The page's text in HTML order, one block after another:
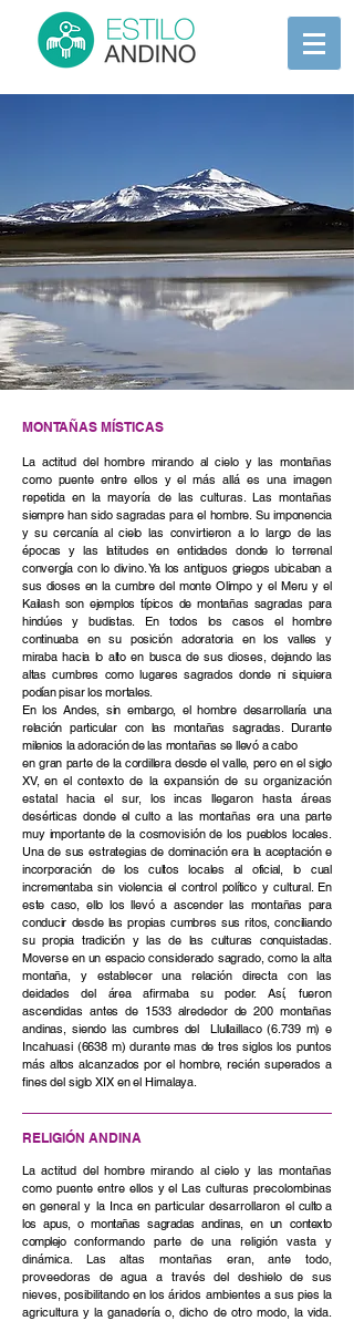
MONTAÑAS MÍSTICAS
La actitud del hombre mirando al cielo y las montañas
como puente entre ellos y el más allá es una imagen
repetida en la mayoría de las culturas. Las montañas
siempre hansido sagradas para el hombre. Su imponencia
y su cercanía al cielo las convirtieron a lo largo de las
épocas y las latitudes en entidades donde lo terrenal
convergía con lo divino. Ya los antiguos griegos ubicaban a
sus dioses en la cumbre del monte Olimpo y el Meru y el
Kailash son ejemplos típicos de montañas sagradas para
hindúes y budistas. En todos los casos el hombre
continuaba en su posición adoratoria en los valles y
miraba hacia lo alto en busca de sus dioses, dejando las
altas cumbres como lugares sagrados donde ni siquiera
podían pisar los mortales.
En los Andes, sin embargo, el hombre desarrollaría una
relación particular con las montañas sagradas. Durante
milenios la adoración de las montañas se llevó a cabo
en gran parte de la cordillera desde el valle, pero en el siglo
XV, en elcontexto de la expansión de su organización
estatal hacia el sur, los incas llegaron hasta áreas
desérticas donde el culto a las montañas era una parte
muy importante de la cosmovisión de los pueblos locales.
Una de sus estrategias de dominación era la aceptación e
incorporación de los cultos locales al oficial, lo cual
incrementaba sin violencia el control político y cultural. En
este caso, ello los llevó a ascender las montañas para
conducir desde las propias cumbres sus ritos, conciliando
su propia tradición y las de las culturas conquistadas.
Moverse en un espacioconsiderado sagrado, como la alta
montaña, y establecer una relación directa con las
deidades del área afirmaba su poder. Así, fueron
ascendidas antes de 1533 alrededor de 200 montañas
andinas, siendo las cumbres del Llullaillaco (6.739 m) e
Incahuasi (6638 m) durante mas de tres siglos los puntos
más altos alcanzados por el hombre, recién superados a
fines del siglo XIX en el Himalaya.
RELIGIÓN ANDINA
La actitud del hombre mirando al cielo y las montañas
como puente entre ellos y el Las culturas precolombinas
en general y la Inca en particular desarrollaron el culto a
los apus, o montañas sagradas andinas, en un contexto
complejo conformando parte de una religión vasta y
dinámica. Las altas montañas eran, ante todo,
proveedoras de agua a través del deshielo de sus
nieves, posibilitando en los áridos ambientes a sus pies la
agricultura y la ganadería o, dicho de otro modo, la vida.